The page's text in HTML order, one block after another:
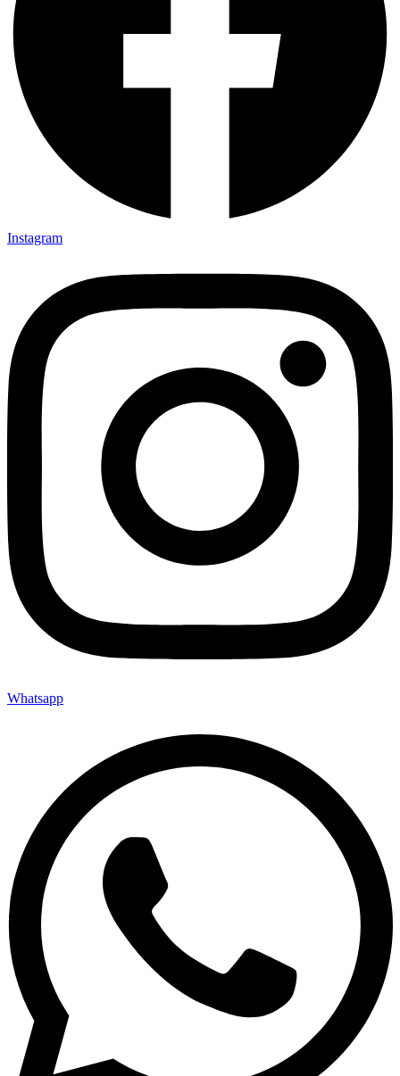
Instagram
Whatsapp